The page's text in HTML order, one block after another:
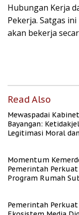
Hubungan Kerja
Pekerja. Satgas
akan bekerja
Read Also
Mewaspadai Kabinet
Bayangan:
Legitimasi Moral
Momentum
Pemerintah Perkuat
Program Rumah
Pemerintah Perkuat